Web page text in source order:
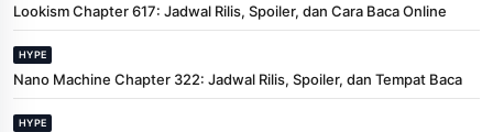
Lookism Chapter 617: Jadwal Rilis, Spoiler, dan Cara Baca Online
HYPE
Nano Machine Chapter 322: Jadwal Rilis, Spoiler, dan Tempat Baca
HYPE